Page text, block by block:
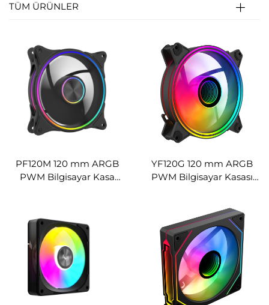
TÜM ÜRÜNLER
PF120M 120 mm ARGB
PWM Bilgisayar Kasa
YF120G 120 mm ARGB
PWM Bilgisayar Kasası